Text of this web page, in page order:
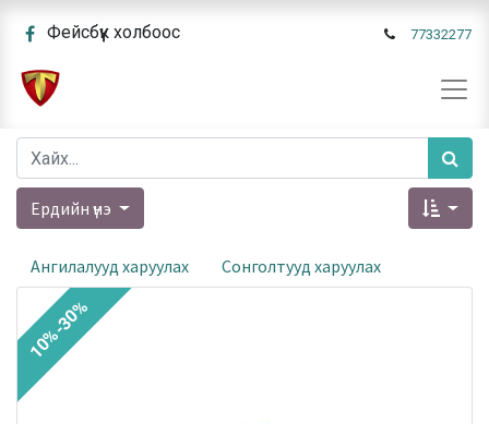
Фейсбүүк холбоос 77332277
Ердийн үнэ
Ангилалууд харуулах Сонголтууд харуулах
10%-30%